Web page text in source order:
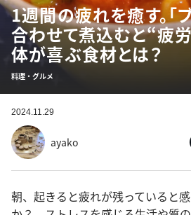
1週間の疲れを癒す。「
合わせて煮込むと“疲
体が喜ぶ食材とは？
料理・グルメ
2024.11.29
ayako
朝、起きると疲れが残っていると